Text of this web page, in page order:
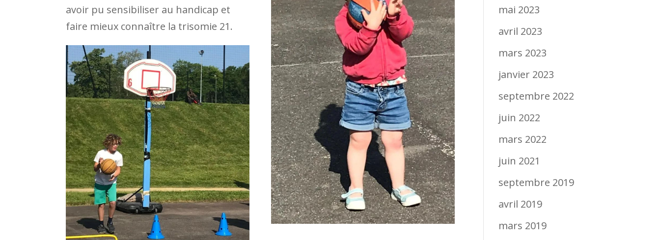
avoir pu sensibiliser au handicap et
faire mieux connaître la trisomie 21.
mai 2023
avril 2023
mars 2023
janvier 2023
septembre 2022
juin 2022
mars 2022
juin 2021
septembre 2019
avril 2019
mars 2019